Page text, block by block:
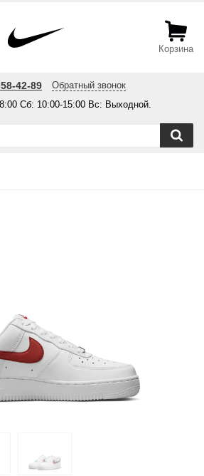
Корзина
42-89
Обратный звонок
Сб: 10:00-15:00 Вс: Выходной.